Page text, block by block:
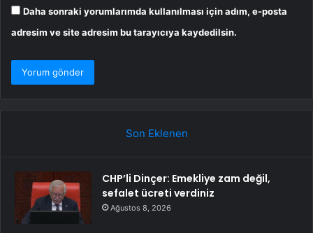
Daha sonraki yorumlarımda kullanılması için adım, e-posta
adresim ve site adresim bu tarayıcıya kaydedilsin.
Son Eklenen
CHP’li Dinçer: Emekliye zam değil,
sefalet ücreti verdiniz
Ağustos 8, 2026